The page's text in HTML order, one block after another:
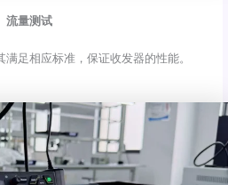
流量测试
足相应标准，保证收发器的性能。